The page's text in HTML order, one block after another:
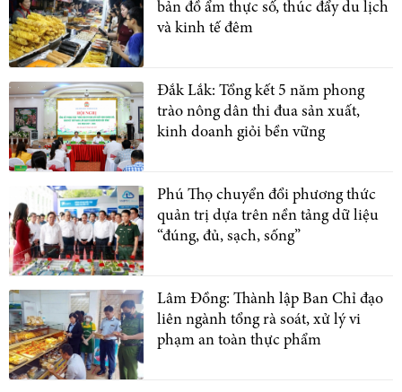
bản đồ ẩm thực số, thúc đẩy du lịch
và kinh tế đêm
Đắk Lắk: Tổng kết 5 năm phong
trào nông dân thi đua sản xuất,
kinh doanh giỏi bền vững
Phú Thọ chuyển đổi phương thức
quản trị dựa trên nền tảng dữ liệu
“đúng, đủ, sạch, sống”
Lâm Đồng: Thành lập Ban Chỉ đạo
liên ngành tổng rà soát, xử lý vi
phạm an toàn thực phẩm